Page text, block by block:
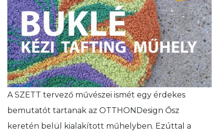
A SZETT tervező művészei ismét egy érdekes
bemutatót tartanak az OTTHONDesign Ősz
keretén belül kialakított műhelyben. Ezúttal a